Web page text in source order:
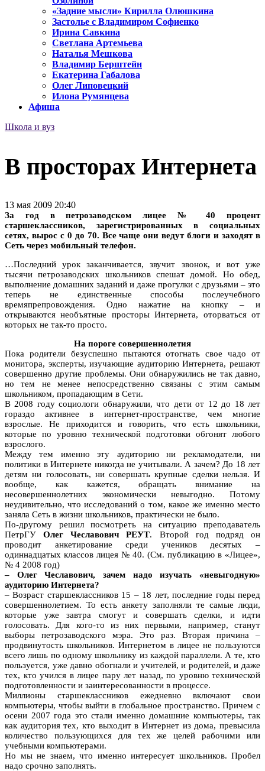
«Задние мысли» Кирилла Олюшкина
Застолье с Владимиром Софиенко
Ирина Савкина
Светлана Артемьева
Наталья Мешкова
Владимир Берштейн
Екатерина Габалова
Олег Липовецкий
Илона Румянцева
Афиша
Школа и вуз
В просторах Интернета
13 мая 2009 20:40
За год в петрозаводском лицее № 40 процент
старшеклассников, зарегистрированных в социальных
сетях, вырос с 0 до 70. Все чаще они ведут блоги и заходят в
Сеть через мобильный телефон.
…Последний урок заканчивается, звучит звонок, и вот уже
тысячи петрозаводских школьников спешат домой. Но обед,
выполнение домашних заданий и даже прогулки с друзьями – это
теперь не единственные способы послеучебного
времяпрепровождения. Одно нажатие на кнопку – и
открываются необъятные просторы Интернета, оторваться от
которых не так-то просто.
На пороге совершеннолетия
Пока родители безуспешно пытаются отогнать свое чадо от
монитора, эксперты, изучающие аудиторию Интернета, решают
совершенно другие проблемы. Они обнаружились не так давно,
но тем не менее непосредственно связаны с этим самым
школьником, пропадающим в Сети.
В 2008 году социологи обнаружили, что дети от 12 до 18 лет
гораздо активнее в интернет-пространстве, чем многие
взрослые. Не приходится и говорить, что есть школьники,
которые по уровню технической подготовки обгонят любого
взрослого.
Между тем именно эту аудиторию ни рекламодатели, ни
политики в Интернете никогда не учитывали. А зачем? До 18 лет
детям ни голосовать, ни совершать крупные сделки нельзя. И
вообще, как кажется, обращать внимание на
несовершеннолетних экономически невыгодно. Потому
неудивительно, что исследований о том, какое же именно место
заняла Сеть в жизни школьников, практически не было.
По-другому решил посмотреть на ситуацию преподаватель
ПетрГУ Олег Чеславович РЕУТ. Второй год подряд он
проводит анкетирование среди учеников десятых –
одиннадцатых классов лицея № 40. (См. публикацию в «Лицее»,
№ 4 2008 год)
– Олег Чеславович, зачем надо изучать «невыгодную»
аудиторию Интернета?
– Возраст старшеклассников 15 – 18 лет, последние годы перед
совершеннолетием. То есть анкету заполняли те самые люди,
которые уже завтра смогут и совершать сделки, и идти
голосовать. Для кого-то из них первыми, например, станут
выборы петрозаводского мэра. Это раз. Вторая причина –
продвинутость школьников. Интернетом в лицее не пользуются
всего лишь по одному школьнику из каждой параллели. А те, кто
пользуется, уже давно обогнали и учителей, и родителей, и даже
тех, кто учился в лицее пару лет назад, по уровню технической
подготовленности и заинтересованности в процессе.
Миллионы старшеклассников ежедневно включают свои
компьютеры, чтобы выйти в глобальное пространство. Причем с
осени 2007 года это стали именно домашние компьютеры, так
как аудитория тех, кто выходит в Интернет из дома, превысила
количество пользующихся для тех же целей рабочими или
учебными компьютерами.
Но мы не знаем, что именно интересует школьников. Пробел
надо срочно заполнять.